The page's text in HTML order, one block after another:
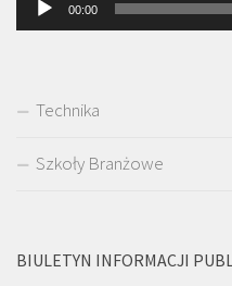
00:00
Technika
Szkoły Branżowe
BIULETYN INFORMACJI